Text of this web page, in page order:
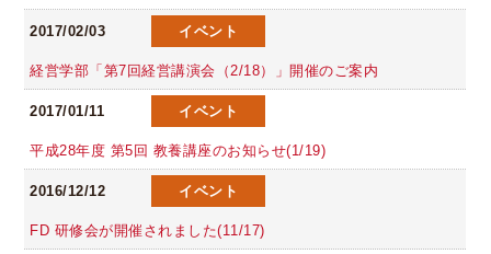
2017/02/03 イベント
経営学部「第7回経営講演会（2/18）」開催のご案内
2017/01/11 イベント
平成28年度 第5回 教養講座のお知らせ(1/19)
2016/12/12 イベント
FD 研修会が開催されました(11/17)